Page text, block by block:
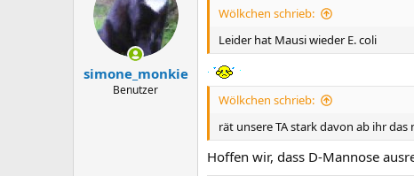
simone_monkie
Benutzer
Wölkchen schrieb:
Leider hat Mausi wieder E. coli
Wölkchen schrieb:
rät unsere TA stark davon ab ihr
Hoffen wir, dass D-Mannose